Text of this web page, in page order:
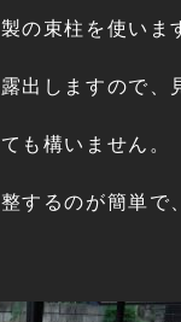
の束柱を使いま
出しますので、
も構いません。
するのが簡単